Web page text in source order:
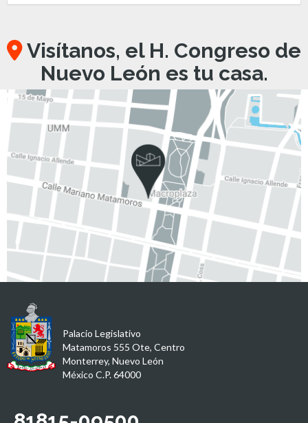
Visítanos, el H. Congreso de
Nuevo León es tu casa.
Palacio Legislativo
Matamoros 555 Ote, Centro
Monterrey, Nuevo León
México C.P. 64000